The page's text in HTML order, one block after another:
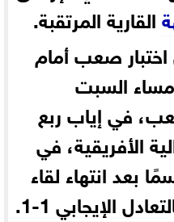
القارية المرتقبة.
صعب أمام
السبت
في إياب ربع
الأفريقية، في
بعد انتهاء لقاء
الإيجابي 1-1.